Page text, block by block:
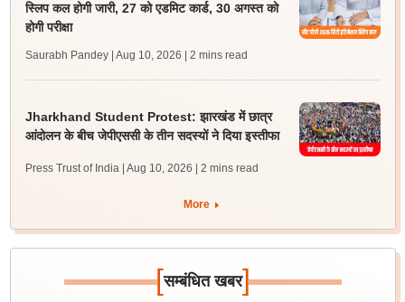
स्लिप कल होगी जारी, 27 को एडमिट कार्ड, 30 अगस्त को
होगी परीक्षा
Saurabh Pandey | Aug 10, 2026 | 2 mins read
Jharkhand Student Protest: झारखंड में छात्र
आंदोलन के बीच जेपीएससी के तीन सदस्यों ने दिया इस्तीफा
Press Trust of India | Aug 10, 2026 | 2 mins read
More
[सम्बंधित खबर]